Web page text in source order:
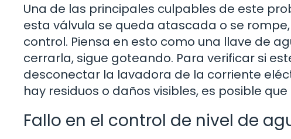
Una de las principales culpables de este
esta válvula se queda atascada o se
control. Piensa en esto como una llave de
cerrarla, sigue goteando. Para verificar si
desconectar la lavadora de la corriente
hay residuos o daños visibles, es posible
Fallo en el control de nivel de